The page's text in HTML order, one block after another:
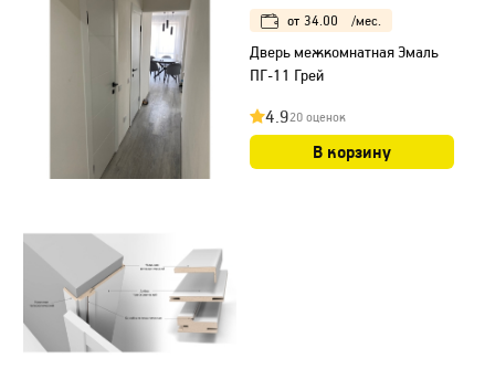
от 34.00 /мес.
Дверь межкомнатная Эмаль
ПГ-11 Грей
4.920 оценок
В корзину